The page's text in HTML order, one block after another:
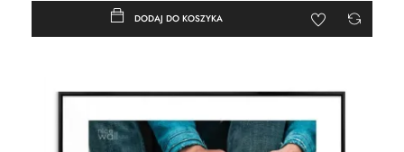
DODAJ DO KOSZYKA